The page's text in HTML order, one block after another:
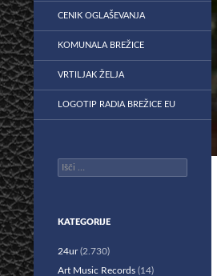
CENIK OGLAŠEVANJA
KOMUNALA BREŽICE
VRTILJAK ŽELJA
LOGOTIP RADIA BREŽICE EU
Išči:
KATEGORIJE
24ur(2.730)
Art Music Records (14)